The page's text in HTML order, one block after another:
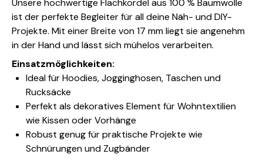
Unsere hochwertige Flachkordel aus 100 % Baumwolle
ist der perfekte Begleiter für all deine Näh- und DIY-
Projekte. Mit einer Breite von 17 mm liegt sie angenehm
in der Hand und lässt sich mühelos verarbeiten.
Einsatzmöglichkeiten:
Ideal für Hoodies, Jogginghosen, Taschen und
Rucksäcke
Perfekt als dekoratives Element für Wohntextilien
wie Kissen oder Vorhänge
Robust genug für praktische Projekte wie
Schnürungen und Zugbänder